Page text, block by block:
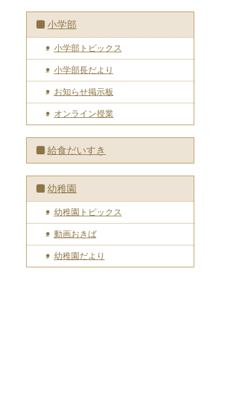
小学部
小学部トピックス
小学部長だより
お知らせ掲示板
オンライン授業
給食だいすき
幼稚園
幼稚園トピックス
動画おきば
幼稚園だより